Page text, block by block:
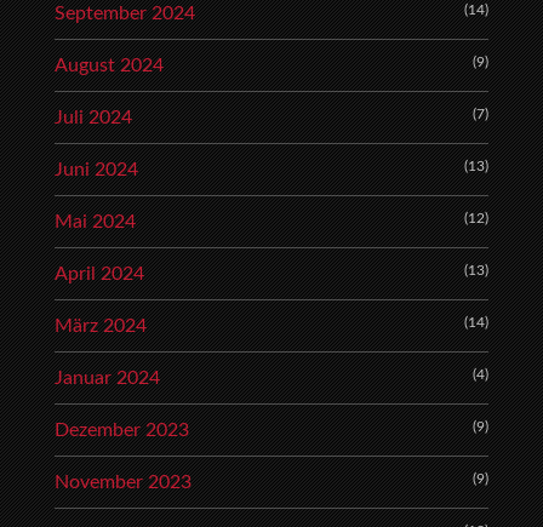
September 2024 (14)
August 2024 (9)
Juli 2024 (7)
Juni 2024 (13)
Mai 2024 (12)
April 2024 (13)
März 2024 (14)
Januar 2024 (4)
Dezember 2023 (9)
November 2023 (9)